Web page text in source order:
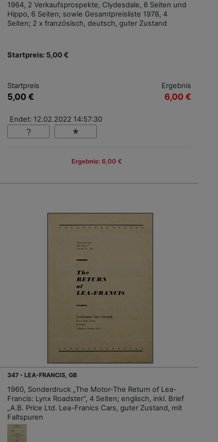
1964, 2 Verkaufsprospekte, Clydesdale, 6 Seiten und
Hippo, 6 Seiten; sowie Gesamtpreisliste 1978, 4
Seiten; 2 x französisch, deutsch, guter Zustand
Startpreis: 5,00 €
Startpreis
5,00 €
Ergebnis
6,00 €
Endet: 12.02.2022 14:57:30
Ergebnis: 6,00 €
347 - LEA-FRANCIS, GB
1960, Sonderdruck „The Motor-The Return of Lea-
Francis: Lynx Roadster“, 4 Seiten; englisch, inkl. Brief
„A.B. Price Ltd. Lea-Franics Cars, guter Zustand, mit
Faltspuren